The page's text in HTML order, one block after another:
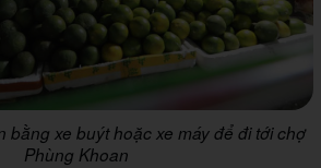
bằng xe buýt hoặc xe máy để đi tới chợ
Phùng Khoan